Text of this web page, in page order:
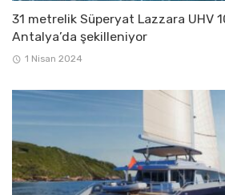
31 metrelik Süperyat Lazzara UHV
Antalya’da şekilleniyor
1 Nisan 2024